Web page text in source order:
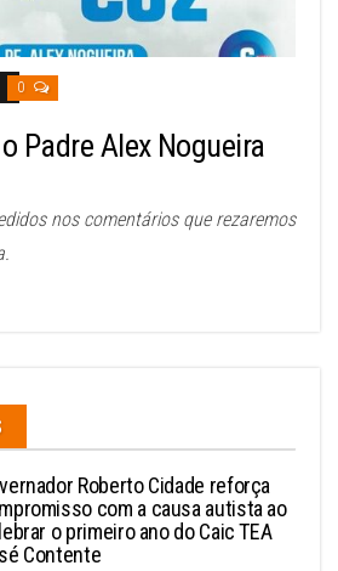
0
Padre Alex Nogueira
nos comentários que rezaremos
Roberto Cidade reforça
com a causa autista ao
o primeiro ano do Caic TEA
Contente